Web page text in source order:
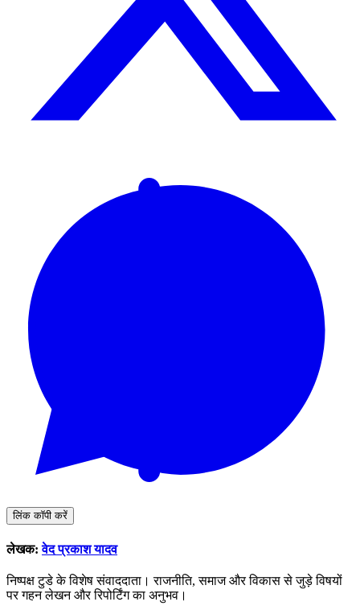
लिंक कॉपी करें
लेखक:वेद प्रकाश यादव
निष्पक्ष टुडे के विशेष संवाददाता। राजनीति, समाज और विकास से जुड़े विषयों
पर गहन लेखन और रिपोर्टिंग का अनुभव।